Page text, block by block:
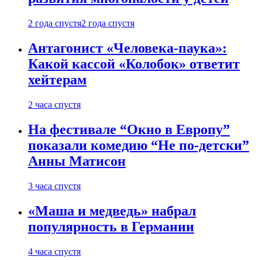
2 года спустя2 года спустя
Антагонист «Человека-паука»:
Какой кассой «Колобок» ответит
хейтерам
2 часа спустя
На фестивале “Окно в Европу”
показали комедию “Не по-детски”
Анны Матисон
3 часа спустя
«Маша и медведь» набрал
популярность в Германии
4 часа спустя